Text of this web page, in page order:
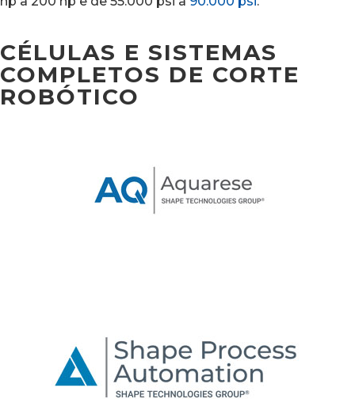
CÉLULAS E SISTEMAS
COMPLETOS DE CORTE
ROBÓTICO